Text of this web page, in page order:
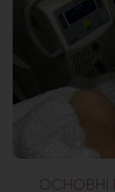
ОСНОВНІ